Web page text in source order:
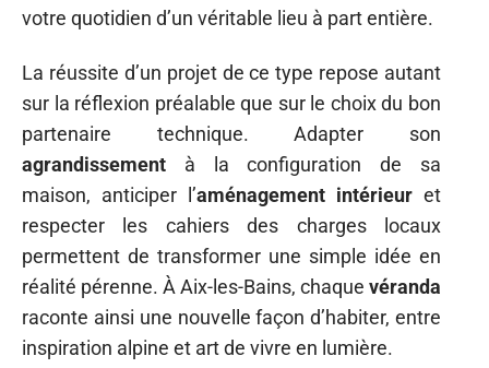
votre quotidien d’un véritable lieu à part entière.
La réussite d’un projet de ce type repose autant
sur la réflexion préalable que sur le choix du bon
partenaire technique. Adapter son
agrandissement à la configuration de sa
maison, anticiper l’aménagement intérieur et
respecter les cahiers des charges locaux
permettent de transformer une simple idée en
réalité pérenne. À Aix-les-Bains, chaque véranda
raconte ainsi une nouvelle façon d’habiter, entre
inspiration alpine et art de vivre en lumière.